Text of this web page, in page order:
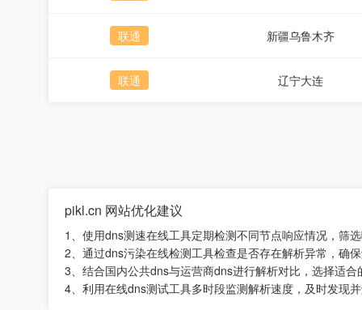
联通 新疆乌鲁木齐
联通 辽宁大连
pikl.cn 网站优化建议
1、使用dns测速在线工具定期检测不同节点响应情况，筛
2、通过dns污染在线检测工具检查是否存在解析异常，确
3、结合国内公共dns与运营商dns进行解析对比，选择适
4、利用在线dns测试工具多时段监测解析速度，及时发现